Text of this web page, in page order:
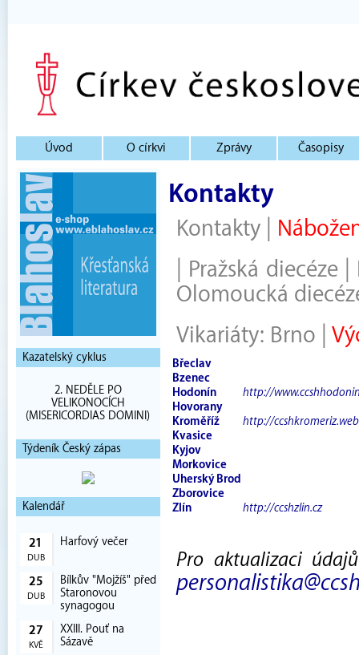
Úvod O církvi Zprávy Časopisy
Kazatelský cyklus
2. NEDĚLE PO
VELIKONOCÍCH
(MISERICORDIAS DOMINI)
Týdeník Český zápas
Kalendář
21
DUB
Harfový večer
25
DUB
Bílkův "Mojžíš" před
Staronovou
synagogou
27
KVĚ
XXIII. Pouť na
Sázavě
Kontakty
Kontakty
Pražská diecéze|
Olomoucká
Vikariáty: Brno
Břeclav
Bzenec
Hodonín
http://
Hovorany
Kroměříž
http://
Kvasice
Kyjov
Morkovice
Uherský Brod
Zborovice
Zlín
http://ccshzlin.cz
Pro aktualizaci